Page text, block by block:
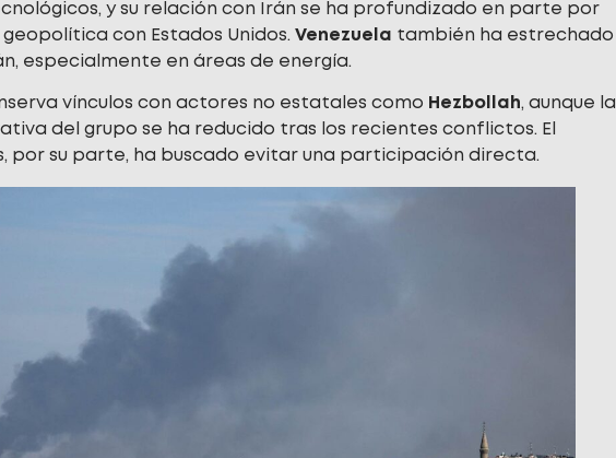
y su relación con Irán se ha profundizado en parte por
con Estados Unidos. Venezuela también ha estrechado
especialmente en áreas de energía.
vínculos con actores no estatales como Hezbollah, aunque la
del grupo se ha reducido tras los recientes conflictos. El
por su parte, ha buscado evitar una participación directa.